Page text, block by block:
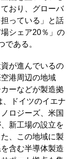
おり、グローバ
っている」と話
シェア20％」の
である。
が進んでいるの
港周辺の地域
ーなどが製造拠
、ドイツのイエナ
ロジーズ、米国
新工場の設立を
、この地域に製
含む半導体製造